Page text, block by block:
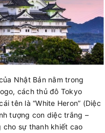
Nhật Bản nằm trong
cách thủ đô Tokyo
tên là “White Heron” (Diệc
tượng con diệc trắng –
sự thanh khiết cao